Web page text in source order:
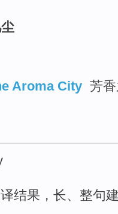
Aroma City 芳
结果，长、整句